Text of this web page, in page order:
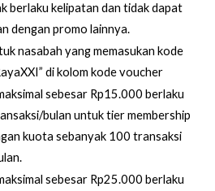
berlaku kelipatan dan tidak dapat
dengan promo lainnya.
nasabah yang memasukan kode
di kolom kode voucher
sebesar Rp15.000 berlaku
bulan untuk tier membership
kuota sebanyak 100 transaksi
sebesar Rp25.000 berlaku